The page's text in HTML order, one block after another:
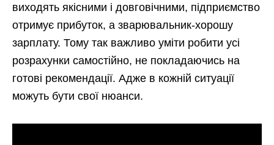
виходять якісними і довговічними, підприємство
отримує прибуток, а зварювальник-хорошу
зарплату. Тому так важливо уміти робити усі
розрахунки самостійно, не покладаючись на
готові рекомендації. Адже в кожній ситуації
можуть бути свої нюанси.